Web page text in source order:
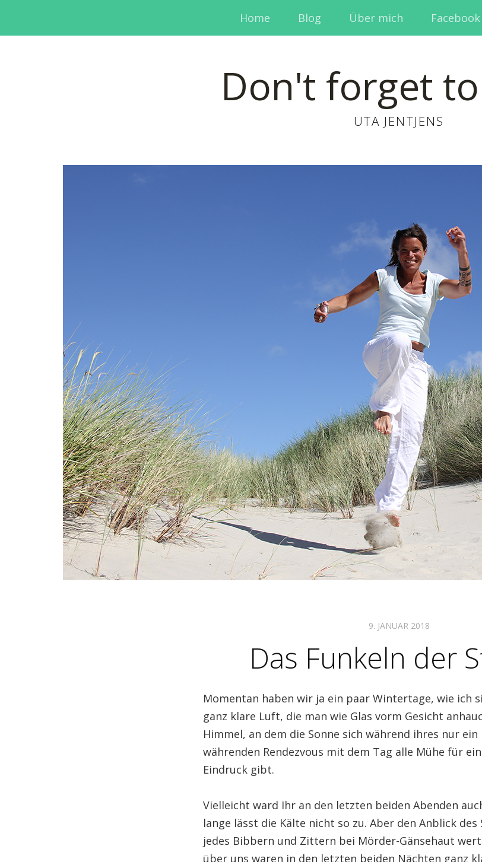
Home Blog Über mich Facebook
Don't forget
UTA JENTJENS
9. JANUAR 2018
Das Funkeln der
Momentan haben wir ja ein paar Wintertage, wie ich
ganz klare Luft, die man wie Glas vorm Gesicht
Himmel, an dem die Sonne sich während ihres nur
währenden Rendezvous mit dem Tag alle Mühe für
Eindruck gibt.
Vielleicht ward Ihr an den letzten beiden Abenden
lange lässt die Kälte nicht so zu. Aber den Anblick
jedes Bibbern und Zittern bei Mörder-Gänsehaut
über uns waren in den letzten beiden Nächten ganz